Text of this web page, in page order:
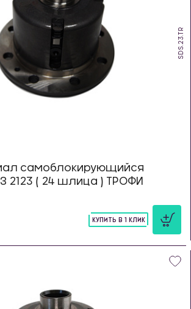
SDS.23.TR
самоблокирующийся
2123 ( 24 шлица ) ТРОФИ
КУПИТЬ В 1 КЛИК